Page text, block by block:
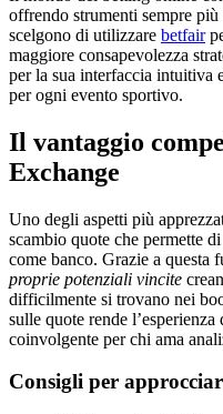
offrendo strumenti sempre
scelgono di utilizzare betfair
maggiore consapevolezza
per la sua interfaccia intuitiva
per ogni evento sportivo.
Il vantaggio
Exchange
Uno degli aspetti più
scambio quote che permette
come banco. Grazie a questa
proprie potenziali vincite
difficilmente si trovano nei
sulle quote rende
coinvolgente per chi ama
Consigli per